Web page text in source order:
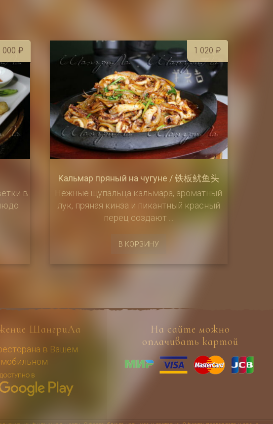
000 ₽
в
Кальмар пряный на чугуне / 铁板鱿鱼头
1 020 ₽
Нежные щупальца кальмара, ароматный
лук, пряная кинза и пикантный красный
перец создают ...
В КОРЗИНУ
ШангриЛа
в Вашем
мобильном
На сайте можно
оплачивать картой